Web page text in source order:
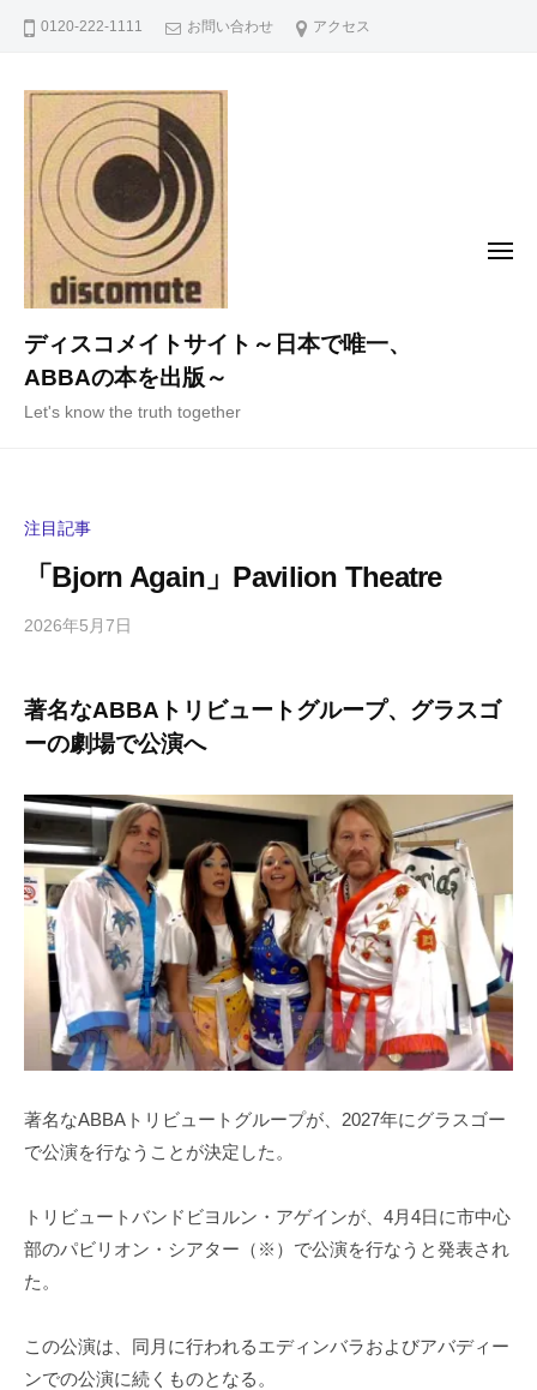
0120-222-1111 お問い合わせ アクセス
ディスコメイトサイト～日本で唯一、
ABBAの本を出版～
Let's know the truth together
メ
注目記事
「Bjorn Again」Pavilion Theatre
2026年5月7日
i
g
s
h
i
y
a
m
a
の
コ
ン
ト
著名なABBAトリビュートグループ、グラスゴ
ーの劇場で公演へ
著名なABBAトリビュートグループが、2027年にグラスゴー
で公演を行なうことが決定した。
トリビュートバンドビヨルン・アゲインが、4月4日に市中心
部のパビリオン・シアター（※）で公演を行なうと発表され
た。
この公演は、同月に行われるエディンバラおよびアバディー
ンでの公演に続くものとなる。